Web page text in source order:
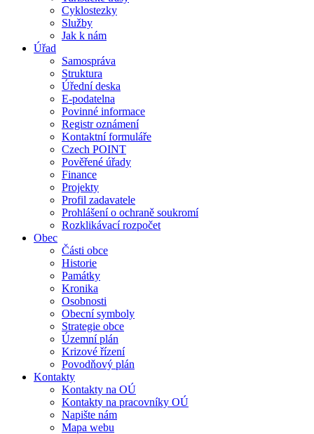
Cyklostezky
Služby
Jak k nám
Úřad
Samospráva
Struktura
Úřední deska
E-podatelna
Povinné informace
Registr oznámení
Kontaktní formuláře
Czech POINT
Pověřené úřady
Finance
Projekty
Profil zadavatele
Prohlášení o ochraně soukromí
Rozklikávací rozpočet
Obec
Části obce
Historie
Památky
Kronika
Osobnosti
Obecní symboly
Strategie obce
Územní plán
Krizové řízení
Povodňový plán
Kontakty
Kontakty na OÚ
Kontakty na pracovníky OÚ
Napište nám
Mapa webu